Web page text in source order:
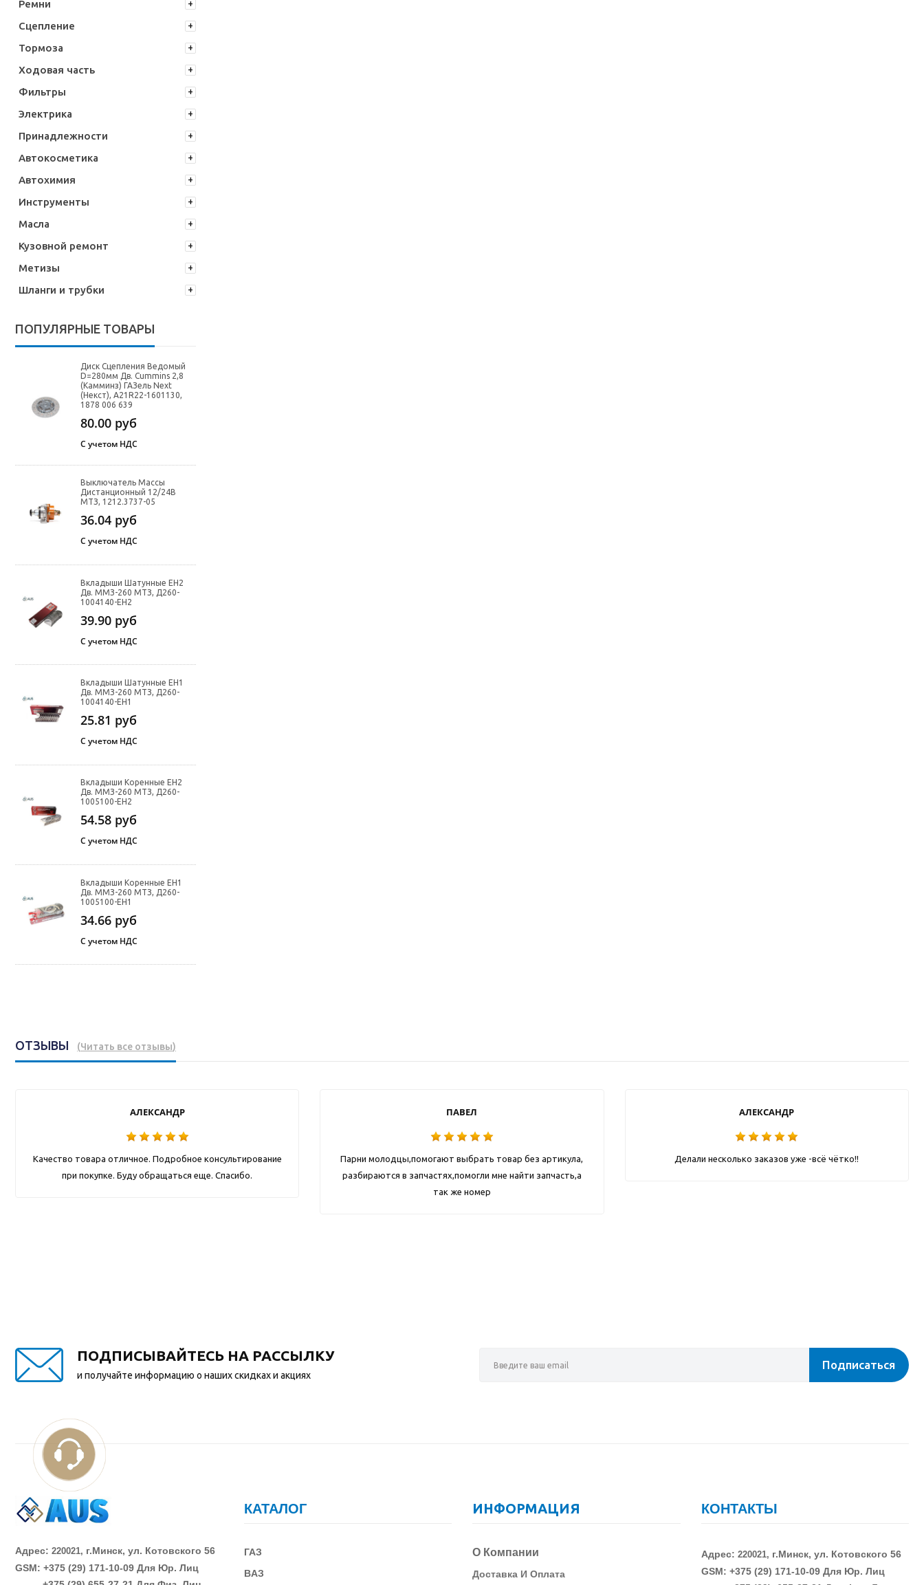
Ремни
Сцепление
Тормоза
Ходовая часть
Фильтры
Электрика
Принадлежности
Автокосметика
Автохимия
Инструменты
Масла
Кузовной ремонт
Метизы
Шланги и трубки
ПОПУЛЯРНЫЕ ТОВАРЫ
Диск Сцепления Ведомый
D=280мм Дв. Cummins 2,8
(Камминз) ГАЗель Next
(Некст), A21R22-1601130,
1878 006 639
80.00 руб
С учетом НДС
Выключатель Массы
Дистанционный 12/24В
МТЗ, 1212.3737-05
36.04 руб
С учетом НДС
Вкладыши Шатунные ЕН2
Дв. ММЗ-260 МТЗ, Д260-
1004140-ЕН2
39.90 руб
С учетом НДС
Вкладыши Шатунные ЕН1
Дв. ММЗ-260 МТЗ, Д260-
1004140-ЕН1
25.81 руб
С учетом НДС
Вкладыши Коренные ЕН2
Дв. ММЗ-260 МТЗ, Д260-
1005100-ЕН2
54.58 руб
С учетом НДС
Вкладыши Коренные ЕН1
Дв. ММЗ-260 МТЗ, Д260-
1005100-ЕН1
34.66 руб
С учетом НДС
ОТЗЫВЫ (Читать все отзывы)
АЛЕКСАНДР
Качество товара отличное. Подробное консультирование
при покупке. Буду обращаться еще. Спасибо.
ПАВЕЛ
Парни молодцы,помогают выбрать товар без артикула,
разбираются в запчастях,помогли мне найти запчасть,а
так же номер
АЛЕКСАНДР
Делали несколько заказов уже -всё чётко!!
ПОДПИСЫВАЙТЕСЬ НА РАССЫЛКУ
и получайте информацию о наших скидках и акциях
Подписаться
Адрес: 220021, г.Минск, ул. Котовского 56
GSM: +375 (29) 171-10-09 Для Юр. Лиц
КАТАЛОГ
ГАЗ
ВАЗ
ИНФОРМАЦИЯ
О Компании
ДОставка И Оплата
КОНТАКТЫ
Адрес: 220021, г.Минск, ул. Котовского 56
GSM: +375 (29) 171-10-09 Для Юр. Лиц